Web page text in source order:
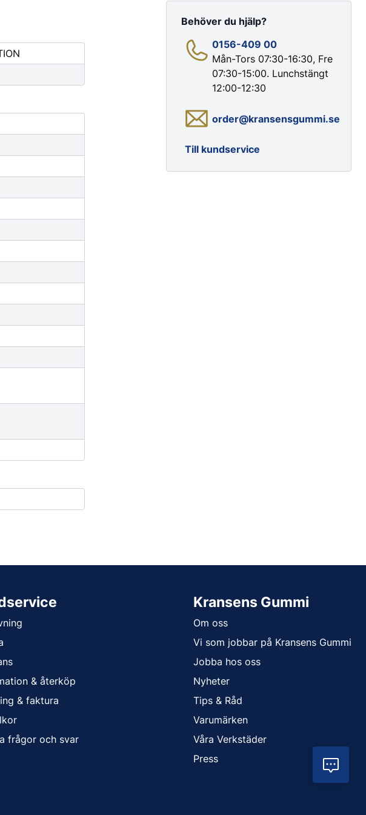
Färg & Rostskydd
Behöver du hjälp?
0156-409 00
Mån-Tors 07:30-16:30, Fre
07:30-15:00. Lunchstängt
12:00-12:30
order@kransensgummi.se
Till kundservice
& återköp
& faktura
frågor och svar
Kransens Gummi
Om oss
Vi som jobbar på Kransens Gummi
Jobba hos oss
Nyheter
Tips & Råd
Varumärken
Våra Verkstäder
Press